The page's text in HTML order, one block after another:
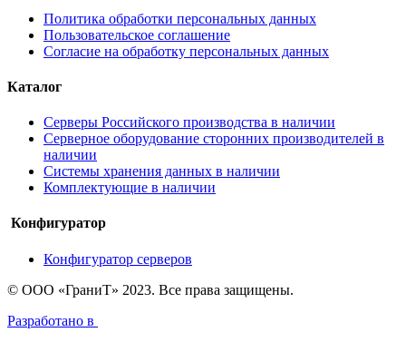
Политика обработки персональных данных
Пользовательское соглашение
Согласие на обработку персональных данных
Каталог
Серверы Российского производства в наличии
Серверное оборудование сторонних производителей в
наличии
Системы хранения данных в наличии
Комплектующие в наличии
Конфигуратор
Конфигуратор серверов
© ООО «ГраниТ» 2023. Все права защищены.
Разработано в